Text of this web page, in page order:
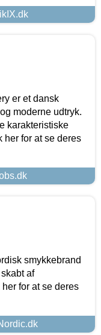
er et dansk
moderne udtryk.
karakteristiske
her for at se deres
smykkebrand
af
for at se deres